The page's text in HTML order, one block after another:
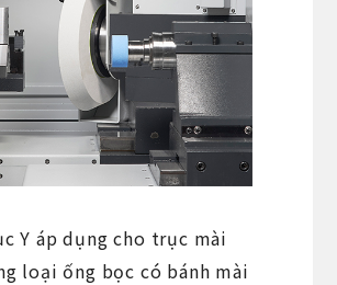
Y áp dụng cho trục mài
loại ống bọc có bánh mài